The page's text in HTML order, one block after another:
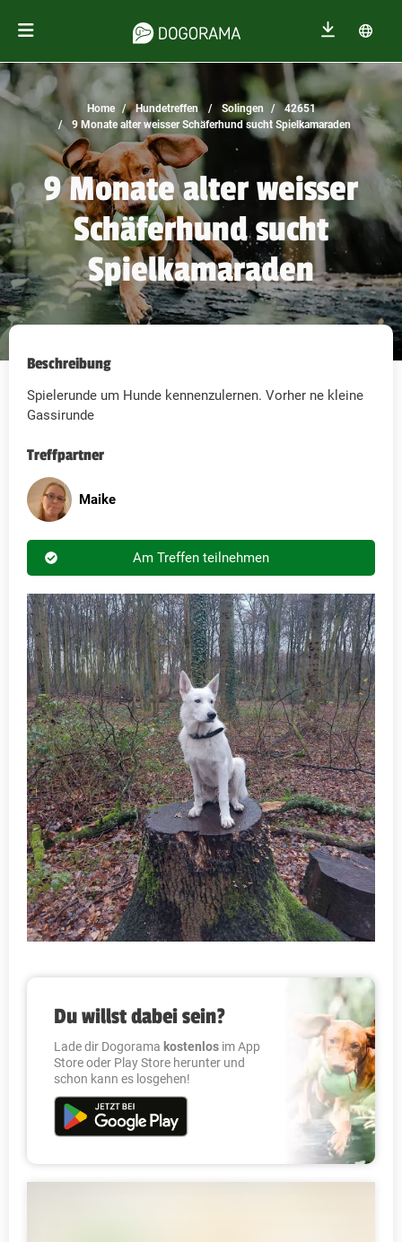
Home Hundetreffen Solingen
42651
9 Monate alter weisser Schäferhund sucht Spielkamaraden
9 Monate alter weisser
Schäferhund sucht
Spielkamaraden
Beschreibung
Spielerunde um Hunde kennenzulernen. Vorher ne kleine
Gassirunde
Treffpartner
Maike
Am Treffen teilnehmen
Du willst dabei sein?
Lade dir Dogorama kostenlos im App
Store oder Play Store herunter und
schon kann es losgehen!